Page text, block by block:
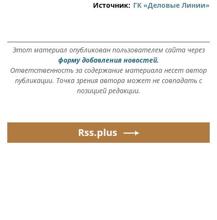
Источник: ГК «Деловые Линии»
Этот материал опубликован пользователем сайта через
форму добавления новостей.
Ответственность за содержание материала несет автор
публикации. Точка зрения автора может не совпадать с
позицией редакции.
Rss.plus